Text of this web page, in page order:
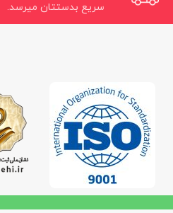
سریع بدستتان میرسد.